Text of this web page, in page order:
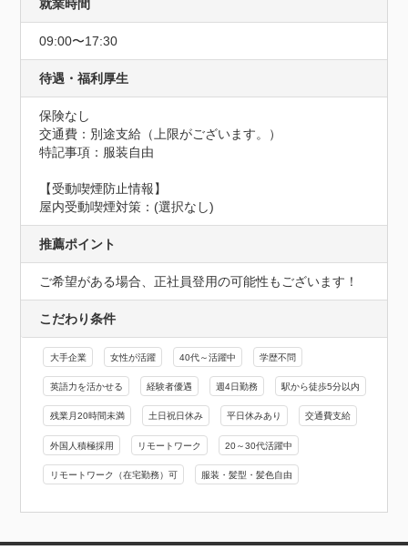
就業時間
09:00〜17:30
待遇・福利厚生
保険なし
交通費：別途支給（上限がございます。）
特記事項：服装自由
【受動喫煙防止情報】
屋内受動喫煙対策：(選択なし)
推薦ポイント
ご希望がある場合、正社員登用の可能性もございます！
こだわり条件
大手企業 女性が活躍 40代～活躍中 学歴不問
英語力を活かせる 経験者優遇 週4日勤務 駅から徒歩5分以内
残業月20時間未満 土日祝日休み 平日休みあり 交通費支給
外国人積極採用 リモートワーク 20～30代活躍中
リモートワーク（在宅勤務）可 服装・髪型・髪色自由